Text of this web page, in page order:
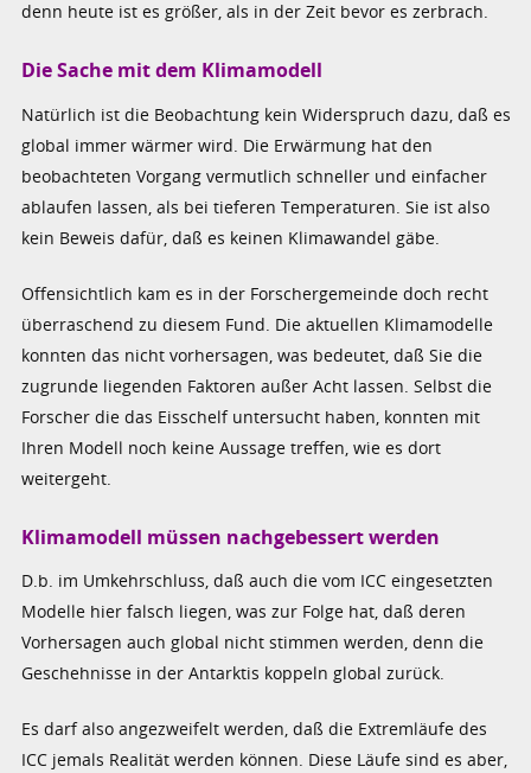
denn heute ist es größer, als in der Zeit bevor es zerbrach.
Die Sache mit dem Klimamodell
Natürlich ist die Beobachtung kein Widerspruch dazu, daß es
global immer wärmer wird. Die Erwärmung hat den
beobachteten Vorgang vermutlich schneller und einfacher
ablaufen lassen, als bei tieferen Temperaturen. Sie ist also
kein Beweis dafür, daß es keinen Klimawandel gäbe.
Offensichtlich kam es in der Forschergemeinde doch recht
überraschend zu diesem Fund. Die aktuellen Klimamodelle
konnten das nicht vorhersagen, was bedeutet, daß Sie die
zugrunde liegenden Faktoren außer Acht lassen. Selbst die
Forscher die das Eisschelf untersucht haben, konnten mit
Ihren Modell noch keine Aussage treffen, wie es dort
weitergeht.
Klimamodell müssen nachgebessert werden
D.b. im Umkehrschluss, daß auch die vom ICC eingesetzten
Modelle hier falsch liegen, was zur Folge hat, daß deren
Vorhersagen auch global nicht stimmen werden, denn die
Geschehnisse in der Antarktis koppeln global zurück.
Es darf also angezweifelt werden, daß die Extremläufe des
ICC jemals Realität werden können. Diese Läufe sind es aber,